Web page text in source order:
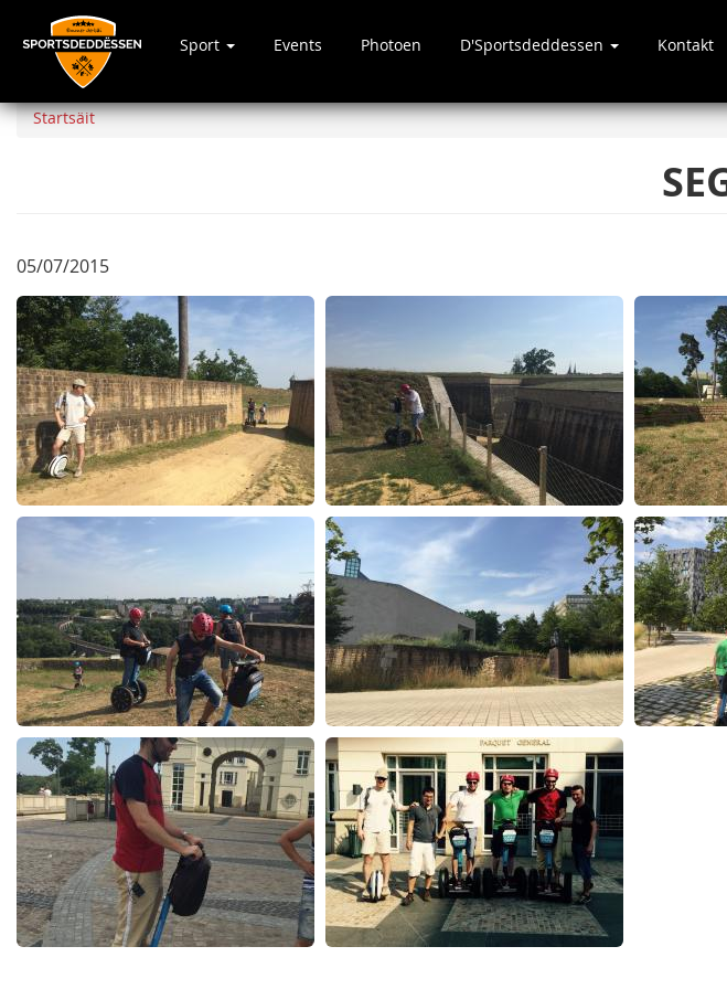
zum
Inhalt
Sport Events Photoen D'Sportsdeddessen Kontakt
Startsäit
05/07/2015